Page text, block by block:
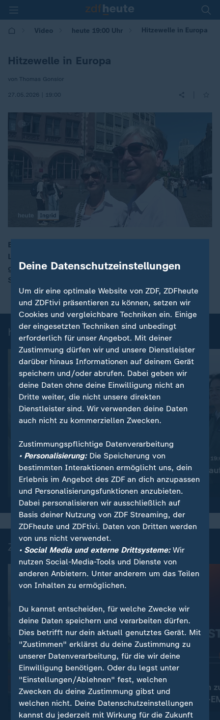
Video heute 19:00 Uhr Hitzewelle in Europa
Hitzewelle in Europa
von Thomas Gonsior
27.05.2026 | 19:00
00:16
Eine starke Hitzewelle sorgt in mehreren europäischen
Ländern für hohe Temperaturen. Neben den Strapazen
gibt es aber auch sonnige Seiten des frühen
Sommerwetters.
heute 19:00 Uhr: Einzelbeiträge
Nachrichten | heute 19:00 Uhr:
Trotz Krieg:
Leihmutterschaft in der
Ukraine
Nachrichten | heute
Taiwan rüstet
Video
Zuletzt auf ZDFheute veröffentlicht
10. bis 16. August in Birmingham:
Alle Wettkämpfe der
Leichtathletik-EM im
Überblick
mit Video 28:29
Birmingham 2026
Das muss man
Leichtathletik-
wissen
Deine Datenschutzeinstellungen
Um dir eine optimale Website von ZDF, ZDFheute
und ZDFtivi präsentieren zu können, setzen wir
Cookies und vergleichbare Techniken ein. Einige
der eingesetzten Techniken sind unbedingt
erforderlich für unser Angebot. Mit deiner
Zustimmung dürfen wir und unsere Dienstleister
darüber hinaus Informationen auf deinem Gerät
speichern und/oder abrufen. Dabei geben wir
deine Daten ohne deine Einwilligung nicht an
Dritte weiter, die nicht unsere direkten
Dienstleister sind. Wir verwenden deine Daten
auch nicht zu kommerziellen Zwecken.
Zustimmungspflichtige Datenverarbeitung
• Personalisierung:Die Speicherung von
bestimmten Interaktionen ermöglicht uns, dein
Erlebnis im Angebot des ZDF an dich anzupassen
und Personalisierungsfunktionen anzubieten.
Dabei personalisieren wir ausschließlich auf
Basis deiner Nutzung von ZDF Streaming, der
ZDFheute und ZDFtivi. Daten von Dritten werden
von uns nicht verwendet.
• Social Media und externe Drittsysteme:Wir
nutzen Social-Media-Tools und Dienste von
anderen Anbietern. Unter anderem um das Teilen
von Inhalten zu ermöglichen.
Du kannst entscheiden, für welche Zwecke wir
deine Daten speichern und verarbeiten dürfen.
Dies betrifft nur dein aktuell genutztes Gerät. Mit
"Zustimmen" erklärst du deine Zustimmung zu
unserer Datenverarbeitung, für die wir deine
Einwilligung benötigen. Oder du legst unter
"Einstellungen/Ablehnen" fest, welchen
Zwecken du deine Zustimmung gibst und
welchen nicht. Deine Datenschutzeinstellungen
kannst du jederzeit mit Wirkung für die Zukunft